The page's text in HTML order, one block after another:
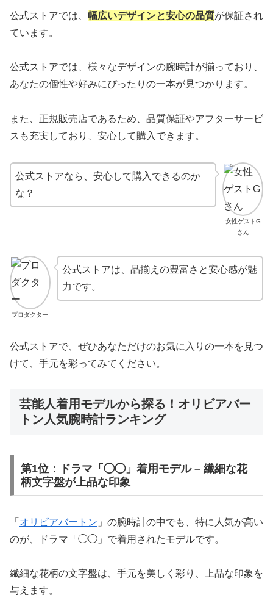
公式ストアでは、 幅広いデザインと安心の品質が保証され
ています。
公式ストアでは、様々なデザインの腕時計が揃っており、
あなたの個性や好みにぴったりの一本が見つかります。
また、正規販売店であるため、品質保証やアフターサービ
スも充実しており、安心して購入できます。
女性ゲストG
さん
公式ストアなら、安心して購入できるのか
な？
プロダクター
公式ストアは、品揃えの豊富さと安心感が魅
力です。
公式ストアで、ぜひあなただけのお気に入りの一本を見つ
けて、手元を彩ってみてください。
芸能人着用モデルから探る！オリビアバー
トン人気腕時計ランキング
第1位：ドラマ「◯◯」着用モデル – 繊細な花
柄文字盤が上品な印象
「 オリビアバートン 」の腕時計の中でも、特に人気が高い
のが、ドラマ「◯◯」で着用されたモデルです。
繊細な花柄の文字盤は、手元を美しく彩り、上品な印象を
与えます。